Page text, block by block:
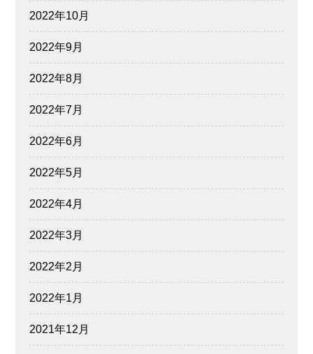
2022年10月
2022年9月
2022年8月
2022年7月
2022年6月
2022年5月
2022年4月
2022年3月
2022年2月
2022年1月
2021年12月